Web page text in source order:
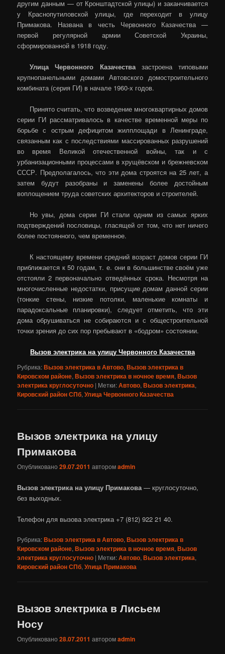
другим данным — от Кронштадтской улицы) и заканчивается
у Краснопутиловской улицы, где переходит в улицу
Примакова. Названа в честь Червонного Казачества —
первой регулярной армии Советской Украины,
сформированной в 1918 году.
Улица Червонного Казачествазастроена типовыми
крупнопанельными домами Автовского домостроительного
комбината (серия ГИ) в начале 1960-х годов.
Принято считать, что возведение многоквартирных домов
серии ГИ рассматривалось в качестве временной меры по
борьбе с острым дефицитом жилплощади в Ленинграде,
связанным как с последствиями массированных разрушений
во время Великой отечественной войны, так и с
урбанизационными процессами в хрущёвском и брежневском
СССР. Предполагалось, что эти дома строятся на 25 лет, а
затем будут разобраны и заменены более достойным
воплощением труда советских архитекторов и строителей.
Но увы, дома серии ГИ стали одним из самых ярких
подтверждений пословицы, гласящей от том, что нет ничего
более постоянного, чем временное.
К настоящему времени средний возраст домов серии ГИ
приближается к 50 годам, т. е. они в большинстве своём уже
отстояли 2 первоначально отведённых срока. Несмотря на
многочисленные недостатки, присущие домам данной серии
(тонкие стены, низкие потолки, маленькие комнаты и
парадоксальные планировки), следует отметить, что эти
дома обрушиваться не собираются и с общестроительной
точки зрения до сих пор пребывают в «бодром» состоянии.
Вызов электрика на улицу Червонного Казачества
Рубрика:Вызов электрика в Автово,Вызов электрика в
Кировском районе,Вызов электрика в ночное время,Вызов
электрика круглосуточно | Метки:Автово,Вызов электрика,
Кировский район СПб,Улица Червонного Казачества
Вызов электрика на улицу
Примакова
Опубликовано29.07.2011 авторомadmin
Вызов электрика на улицу Примакова — круглосуточно,
без выходных.
Телефон для вызова электрика +7 (812) 922 21 40.
Рубрика:Вызов электрика в Автово,Вызов электрика в
Кировском районе,Вызов электрика в ночное время,Вызов
электрика круглосуточно | Метки:Автово,Вызов электрика,
Кировский район СПб,Улица Примакова
Вызов электрика в Лисьем
Носу
Опубликовано28.07.2011 авторомadmin